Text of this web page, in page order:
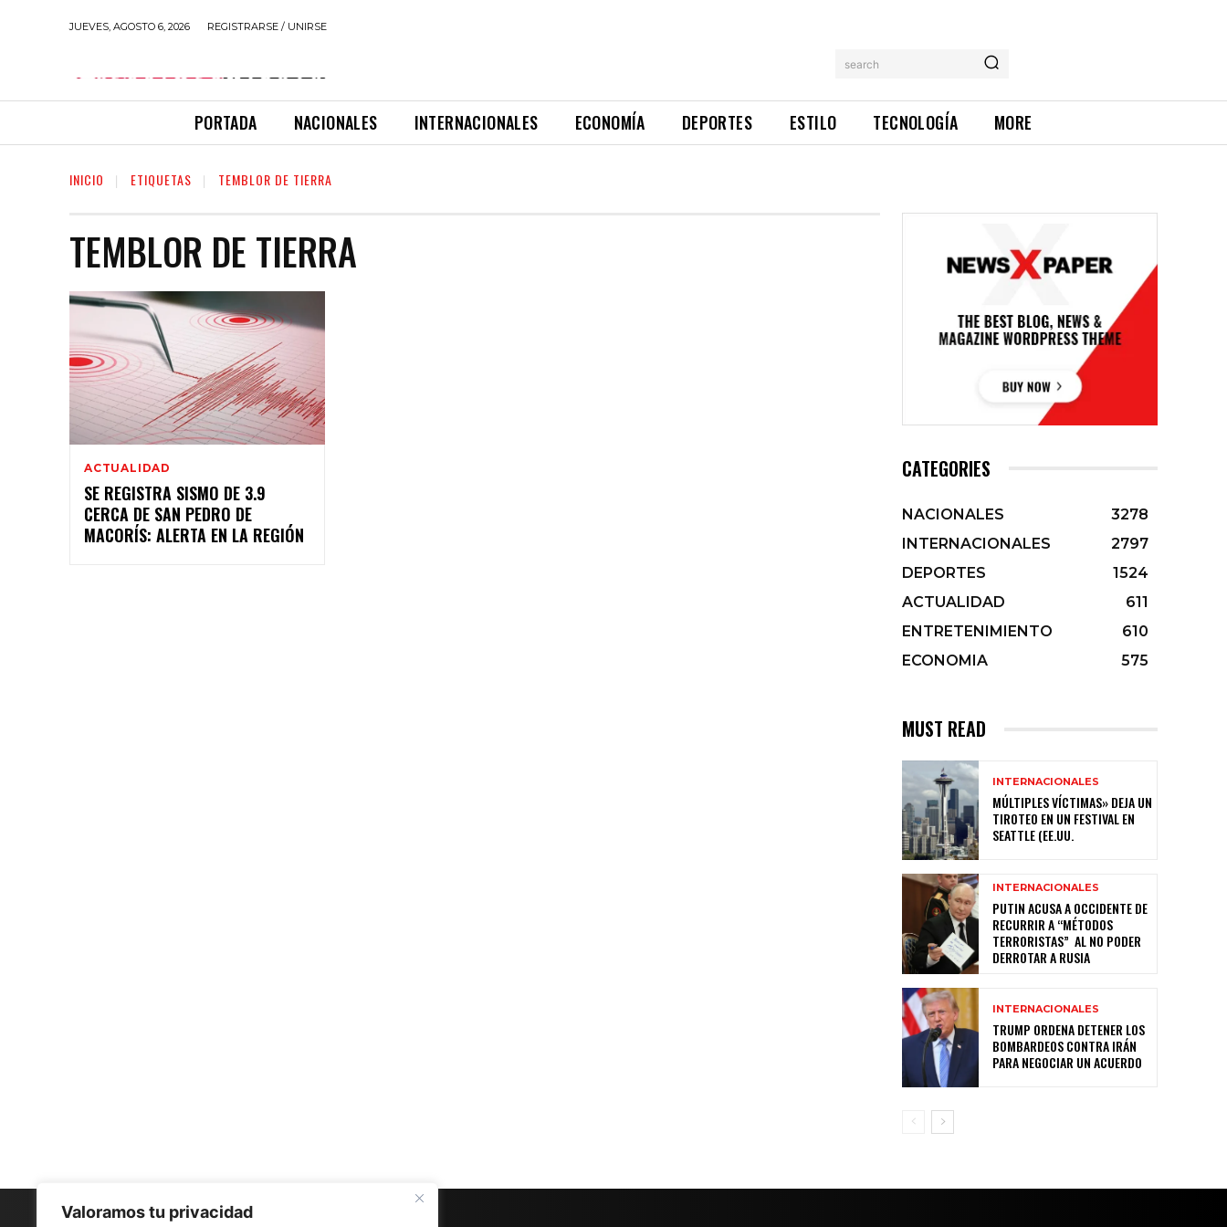
Valoramos tu privacidad
JUEVES, AGOSTO 6, 2026 REGISTRARSE / UNIRSE
search
PORTADA NACIONALES INTERNACIONALES ECONOMÍA DEPORTES ESTILO TECNOLOGÍA MORE
INICIO ETIQUETAS TEMBLOR DE TIERRA
TEMBLOR DE TIERRA
ACTUALIDAD
SE REGISTRA SISMO DE 3.9
CERCA DE SAN PEDRO DE
MACORÍS: ALERTA EN LA REGIÓN
CATEGORIES
NACIONALES
3278
INTERNACIONALES
2797
DEPORTES
1524
ACTUALIDAD
611
ENTRETENIMIENTO
610
ECONOMIA
575
MUST READ
INTERNACIONALES
MÚLTIPLES VÍCTIMAS» DEJA UN
TIROTEO EN UN FESTIVAL EN
SEATTLE (EE.UU.
INTERNACIONALES
PUTIN ACUSA A OCCIDENTE DE
RECURRIR A “MÉTODOS
TERRORISTAS” AL NO PODER
DERROTAR A RUSIA
INTERNACIONALES
TRUMP ORDENA DETENER LOS
BOMBARDEOS CONTRA IRÁN
PARA NEGOCIAR UN ACUERDO